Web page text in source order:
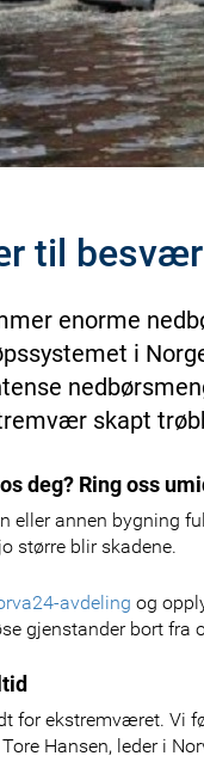
til
enorme
i
skapt
deg? Ring oss
eller annen bygning
større blir skadene.
avdeling og
gjenstander bort fra
for ekstremværet. Vi
Hansen, leder i